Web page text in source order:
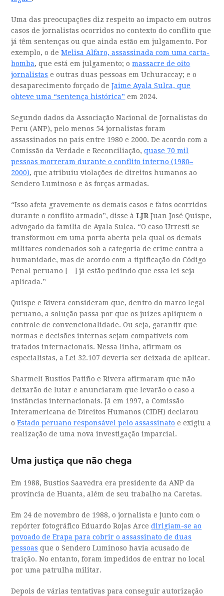
Uma das preocupações diz respeito ao impacto em outros
casos de jornalistas ocorridos no contexto do conflito que
já têm sentenças ou que ainda estão em julgamento. Por
exemplo, o deMelisa Alfaro, assassinada com uma carta-
bomba, que está em julgamento; omassacre de oito
jornalistas e outras duas pessoas em Uchuraccay; e o
desaparecimento forçado deJaime Ayala Sulca, que
obteve uma “sentença histórica” em 2024.
Segundo dados da Associação Nacional de Jornalistas do
Peru (ANP), pelo menos 54 jornalistas foram
assassinados no país entre 1980 e 2000. De acordo com a
Comissão da Verdade e Reconciliação,quase 70 mil
pessoas morreram durante o conflito interno (1980–
2000), que atribuiu violações de direitos humanos ao
Sendero Luminoso e às forças armadas.
“Isso afeta gravemente os demais casos e fatos ocorridos
durante o conflito armado”, disse àLJRJuan José Quispe,
advogado da família de Ayala Sulca. “O caso Urresti se
transformou em uma porta aberta pela qual os demais
militares condenados sob a categoria de crime contra a
humanidade, mas de acordo com a tipificação do Código
Penal peruano […] já estão pedindo que essa lei seja
aplicada.”
Quispe e Rivera consideram que, dentro do marco legal
peruano, a solução passa por que os juízes apliquem o
controle de convencionalidade. Ou seja, garantir que
normas e decisões internas sejam compatíveis com
tratados internacionais. Nessa linha, afirmam os
especialistas, a Lei 32.107 deveria ser deixada de aplicar.
Sharmelí Bustíos Patiño e Rivera afirmaram que não
deixarão de lutar e anunciaram que levarão o caso a
instâncias internacionais. Já em 1997, a Comissão
Interamericana de Direitos Humanos (CIDH) declarou
oEstado peruano responsável pelo assassinato e exigiu a
realização de uma nova investigação imparcial.
Uma justiça que não chega
Em 1988, Bustíos Saavedra era presidente da ANP da
província de Huanta, além de seu trabalho na Caretas.
Em 24 de novembro de 1988, o jornalista e junto com o
repórter fotográfico Eduardo Rojas Arcedirigiam-se ao
povoado de Erapa para cobrir o assassinato de duas
pessoas que o Sendero Luminoso havia acusado de
traição. No entanto, foram impedidos de entrar no local
por uma patrulha militar.
Depois de várias tentativas para conseguir autorização